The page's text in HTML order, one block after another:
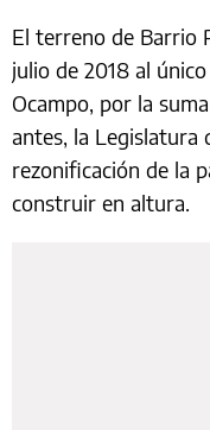
El terreno de Barrio
julio de 2018 al
Ocampo, por la
antes, la Legislatura
rezonificación de la
construir en altura.